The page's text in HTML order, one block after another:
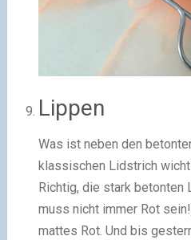
Lippen
Was ist neben den
klassischen Lidstrich
Richtig, die stark betonten
muss nicht immer Rot
mattes Rot. Und bis